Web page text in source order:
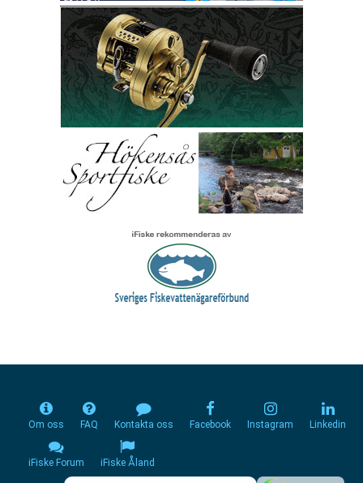
Om oss FAQ Kontakta oss Facebook Instagram Linkedin
iFiske Forum iFiske Åland